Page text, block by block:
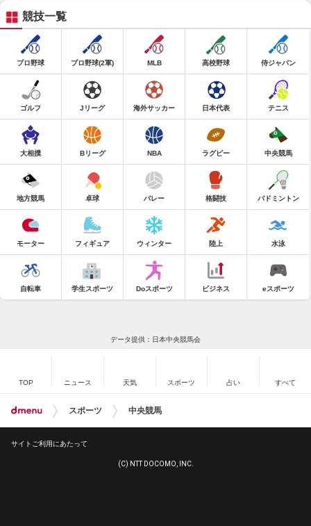
競技一覧
プロ野球 プロ野球(2軍) MLB 高校野球 侍ジャパン
ゴルフ Jリーグ 海外サッカー 日本代表 テニス
大相撲 Bリーグ NBA ラグビー 中央競馬
地方競馬 卓球 バレー 格闘技 バドミントン
モーター フィギュア ウィンター 陸上 水泳
自転車 学生スポーツ Doスポーツ ビジネス eスポーツ
データ提供：日本中央競馬会
TOP ニュース 天気 スポーツ 占い すべて
スポーツ 中央競馬
サイトご利用にあたって
(C) NTT DOCOMO, INC.